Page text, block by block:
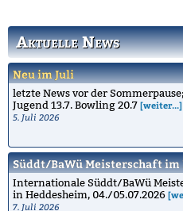
Aktuelle News
Neu im Juli
letzte News vor der
Jugend 13.7. Bowling 20.7 [weiter...]
5. Juli 2026
Süddt/BaWü Meisterschaft im
Internationale Süddt/BaWü
in Heddesheim, 04./05.07.2026
7. Juli 2026